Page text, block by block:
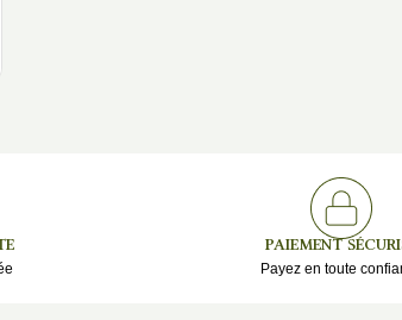
PAIEMENT
Payez en toute